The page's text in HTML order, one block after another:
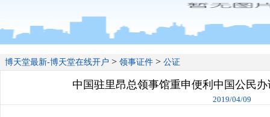
博天堂最新-博天堂在线开户 > 领事证件 > 公证
中国驻里昂总领事馆重申便利中国公民
2019/04/09